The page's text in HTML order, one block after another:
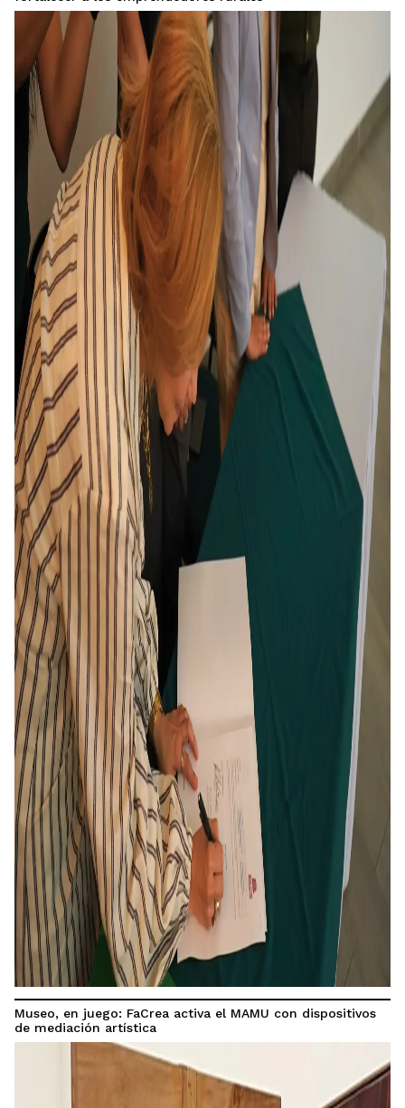
Museo, en juego: FaCrea activa el MAMU con dispositivos
de mediación artística